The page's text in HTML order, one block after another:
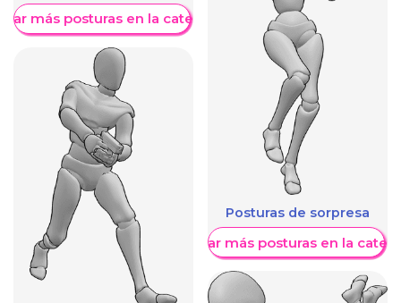
más posturas en la categoría
Posturas de sorpresa
Mostrar más posturas en la